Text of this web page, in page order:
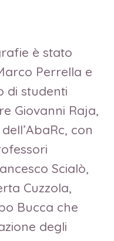
è stato
Perrella e
di studenti
Giovanni Raja,
con
Scialò,
Cuzzola,
Bucca che
degli